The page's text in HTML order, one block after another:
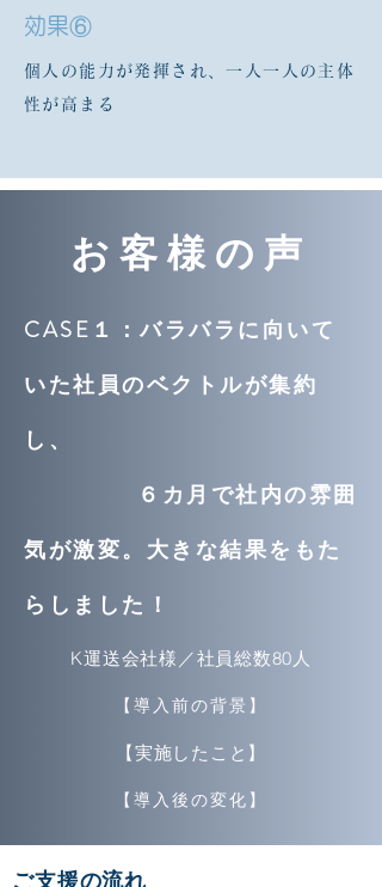
​効果⑥
個人の能力が発揮され、一人一人の主体
性が高まる
​お客様の声
CASE１：バラバラに向いて
いた社員のベクトルが集約
し、
６カ月で社内の雰囲
気が激変。大きな結果をもた
らしました！
​K運送会社様／社員総数80人
​【導入前の背景】
​【実施したこと】
​【導入後の変化】
ご支援の流れ